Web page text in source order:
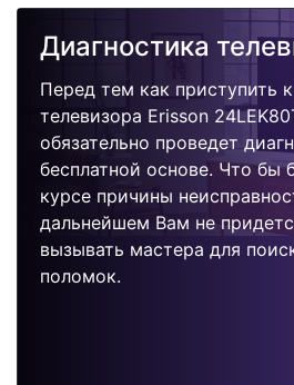
Диагностика
Перед тем как приступить
телевизора Erisson
обязательно проведет
бесплатной основе. Что бы
курсе причины
дальнейшем Вам не
вызывать мастера для
поломок.